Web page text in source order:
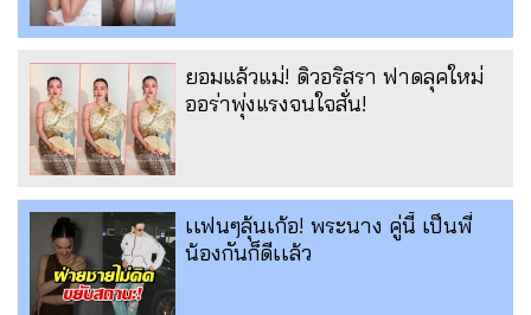
ยอมแล้วแม่! ดิวอริสรา ฟาดลุคใหม่
ออร่าพุ่งแรงจนใจสั่น!
เเฟนๆลุ้นเก้อ! พระนาง คู่นี้ เป็นพี่
น้องกันก็ดีเเล้ว